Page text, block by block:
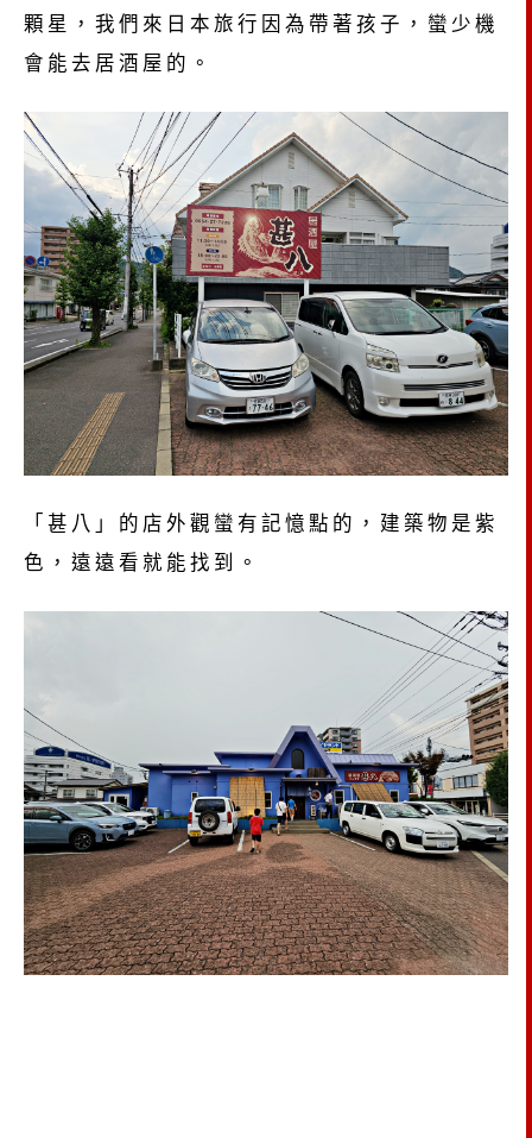
顆星，我們來日本旅行因為帶著孩子，蠻少機
會能去居酒屋的。
「甚八」的店外觀蠻有記憶點的，建築物是紫
色，遠遠看就能找到。